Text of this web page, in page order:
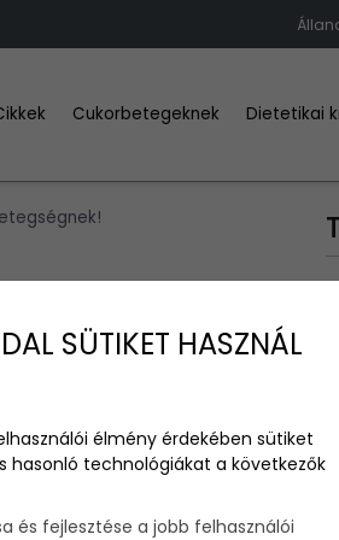
Cukorbetegeknek Dietetikai
folyamatosan szomjasnak érzed
SÜTIKET HASZNÁL
élmény érdekében sütiket
hasonló technológiákat a következők
és fejlesztése a jobb felhasználói